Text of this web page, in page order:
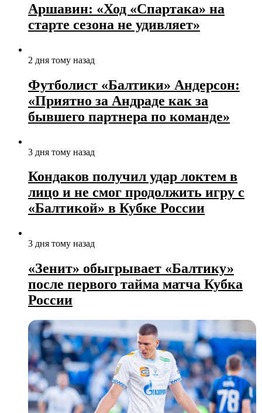
Аршавин: «Ход «Спартака» на
старте сезона не удивляет»
2 дня тому назад
Футболист «Балтики» Андерсон:
«Приятно за Андраде как за
бывшего партнера по команде»
3 дня тому назад
Кондаков получил удар локтем в
лицо и не смог продолжить игру с
«Балтикой» в Кубке России
3 дня тому назад
«Зенит» обыгрывает «Балтику»
после первого тайма матча Кубка
России